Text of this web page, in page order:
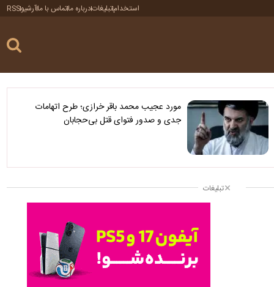
استخدامتبلیغاتدرباره ماتماس با ماآرشیوRSS
مورد عجیب محمد باقر خرازی؛ طرح اتهامات
جدی و صدور فتوای قتل بی‌حجابان
تبلیغات